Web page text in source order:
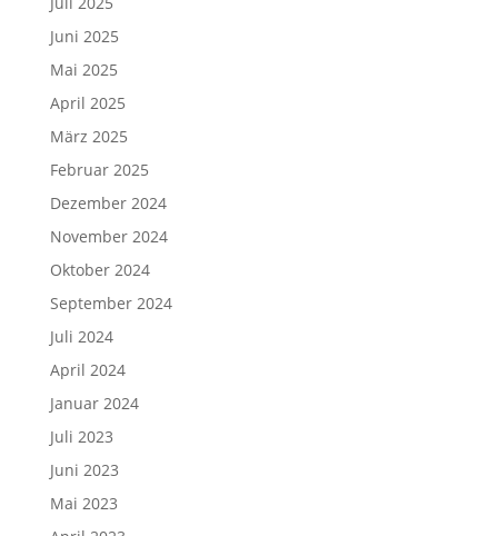
Juni 2025
Mai 2025
April 2025
März 2025
Februar 2025
Dezember 2024
November 2024
Oktober 2024
September 2024
Juli 2024
April 2024
Januar 2024
Juli 2023
Juni 2023
Mai 2023